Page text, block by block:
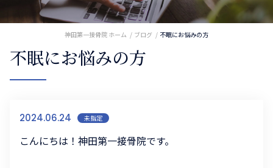
神田第一接骨院 ホーム ブログ 不眠にお悩みの方
不眠にお悩みの方
2024.06.24 未指定
こんにちは！神田第一接骨院です。